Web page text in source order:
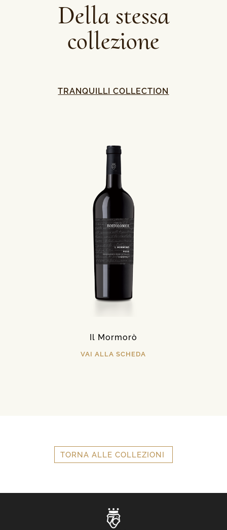
Della stessa
collezione
TRANQUILLI COLLECTION
Il Mormorò
VAI ALLA SCHEDA
TORNA ALLE COLLEZIONI